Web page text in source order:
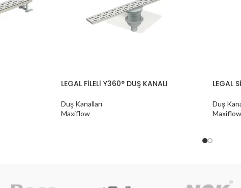
LEGAL FİLELİ Y360° DUŞ KANALI
Duş Kanalları
Maxiflow
LEGAL
Duş
Maxiflow